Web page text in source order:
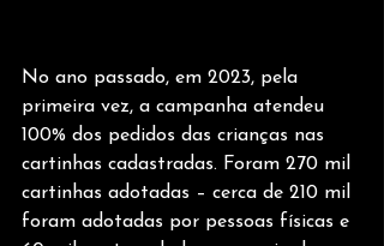
No ano passado, em 2023, pela
primeira vez, a campanha atendeu
100% dos pedidos das crianças nas
cartinhas cadastradas. Foram 270 mil
cartinhas adotadas – cerca de 210 mil
foram adotadas por pessoas físicas e